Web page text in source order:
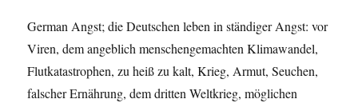
German Angst; die Deutschen leben in ständiger Angst: vor
Viren, dem angeblich menschengemachten Klimawandel,
Flutkatastrophen, zu heiß zu kalt, Krieg, Armut, Seuchen,
falscher Ernährung, dem dritten Weltkrieg, möglichen